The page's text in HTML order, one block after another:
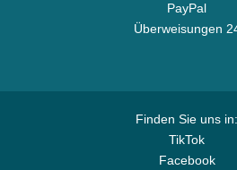
PayPal
Überweisungen
Finden Sie uns in:
TikTok
Facebook